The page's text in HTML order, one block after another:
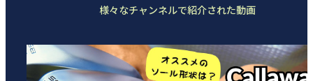
様々なチャンネルで紹介された動画